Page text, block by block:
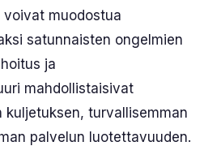
voivat muodostua
satunnaisten ongelmien
ja
mahdollistaisivat
kuljetuksen, turvallisemman
palvelun luotettavuuden.